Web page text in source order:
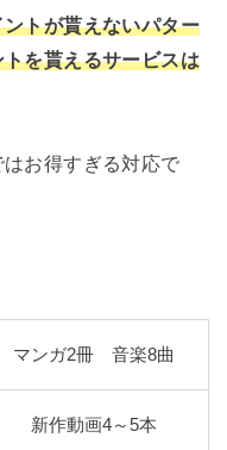
トが貰えないパター
を貰えるサービスは
お得すぎる対応で
マンガ2冊 音楽8曲
新作動画4～5本